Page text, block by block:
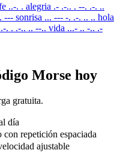
..-. . alegria .- .-.. . --. .-. ..
--- sonrisa ... --- -. .-. .. .. hola
. . .-.. .. --.. vida ...- .. -.. .-
Morse hoy
gratuita.
día
repetición espaciada
ajustable